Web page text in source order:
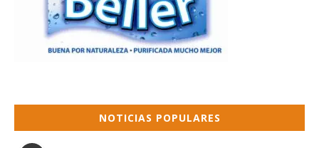
NOTICIAS POPULARES